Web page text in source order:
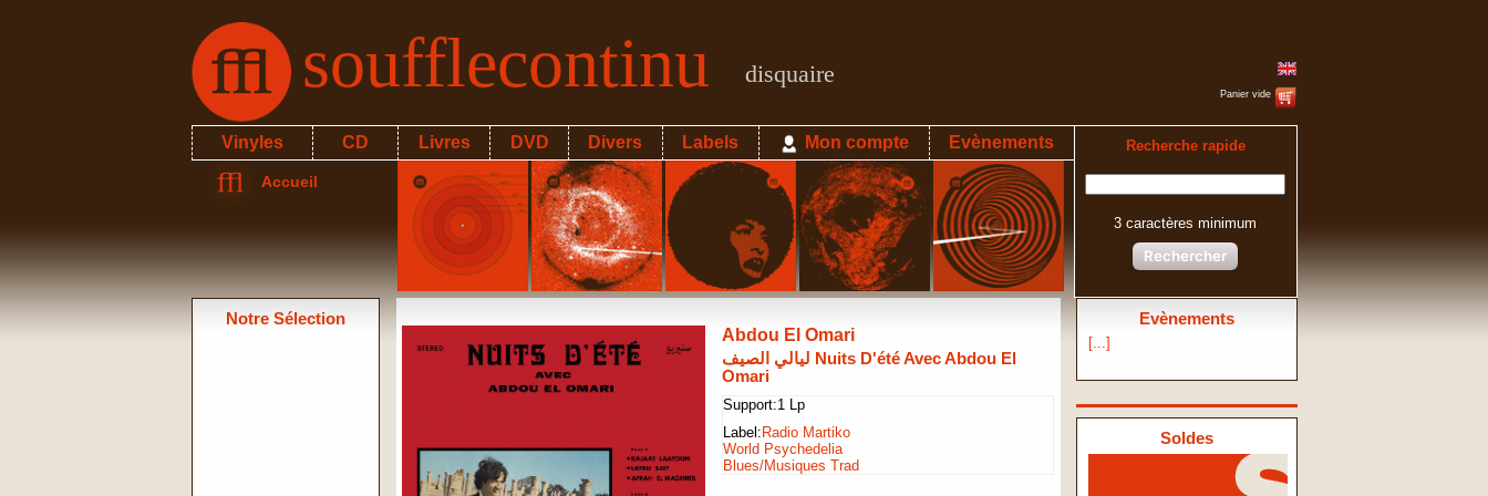
soufflecontinu disquaire
Panier vide
Vinyles CD Livres DVD Divers Labels Mon compte Evènements Recherche rapide
3 caractères minimum
Rechercher
Accueil
Evènements
[...]
Soldes
Notre Sélection
Abdou El Omari
ليالي الصيف Nuits D'été Avec Abdou El
Omari
Support:1 Lp
Label: Radio Martiko
World Psychedelia
Blues/Musiques Trad